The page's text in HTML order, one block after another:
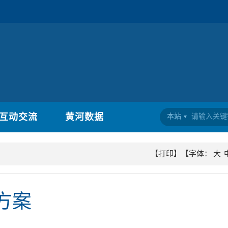
动交流 黄河数据 本站
【打印】 【字体： 大
案